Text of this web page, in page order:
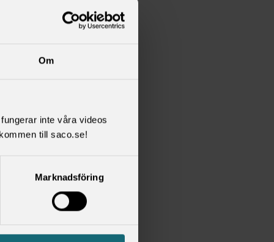
Om
inte våra videos
till saco.se!
Marknadsföring